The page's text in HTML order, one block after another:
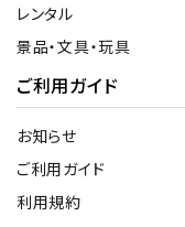
レンタル
景品・文具・玩具
ご利用ガイド
お知らせ
ご利用ガイド
利用規約